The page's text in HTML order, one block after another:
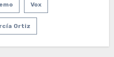
Vox
Ortiz